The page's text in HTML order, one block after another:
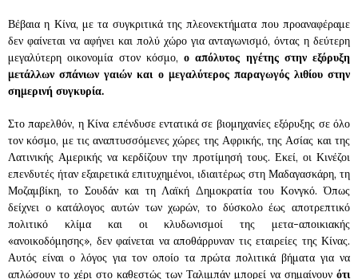
Βέβαια η Κίνα, με τα συγκριτικά της πλεονεκτήματα που προαναφέραμε
δεν φαίνεται να αφήνει και πολύ χώρο για ανταγωνισμό, όντας η δεύτερη
μεγαλύτερη οικονομία στον κόσμο, ο απόλυτος ηγέτης στην εξόρυξη
μετάλλων σπάνιων γαιών και ο μεγαλύτερος παραγωγός λιθίου στην
σημερινή συγκυρία.
Στο παρελθόν, η Κίνα επένδυσε εντατικά σε βιομηχανίες εξόρυξης σε όλο
τον κόσμο, με τις αναπτυσσόμενες χώρες της Αφρικής, της Ασίας και της
Λατινικής Αμερικής να κερδίζουν την προτίμησή τους. Εκεί, οι Κινέζοι
επενδυτές ήταν εξαιρετικά επιτυχημένοι, ιδιαιτέρως στη Μαδαγασκάρη, τη
Μοζαμβίκη, το Σουδάν και τη Λαϊκή Δημοκρατία του Κονγκό. Όπως
δείχνει ο κατάλογος αυτών των χωρών, το δύσκολο έως αποτρεπτικό
πολιτικό κλίμα και οι κλυδωνισμοί της μετα-αποικιακής
«ανοικοδόμησης», δεν φαίνεται να αποθάρρυναν τις εταιρείες της Κίνας.
Αυτός είναι ο λόγος για τον οποίο τα πρώτα πολιτικά βήματα για να
απλώσουν το χέρι στο καθεστώς των Ταλιμπάν μπορεί να σημαίνουν ότι